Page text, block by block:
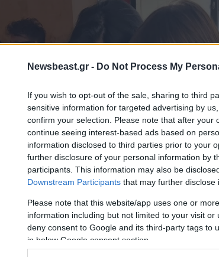
Newsbeast.gr - Do Not Process My
If you wish to opt-out of the sale, sharing to third
sensitive information for targeted advertising by
confirm your selection. Please note that after your
continue seeing interest-based ads based on
information disclosed to third parties prior to your
further disclosure of your personal information by
participants. This information may also be
Downstream Participants that may further disclose
Please note that this website/app uses one or
information including but not limited to your visit
deny consent to Google and its third-party tags to
in below Google consent section.